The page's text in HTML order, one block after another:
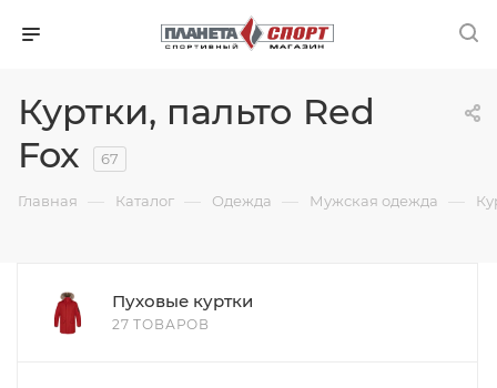
Куртки, пальто Red
Fox
67
Главная — Каталог — Одежда — Мужская одежда —
Пуховые куртки
27 ТОВАРОВ